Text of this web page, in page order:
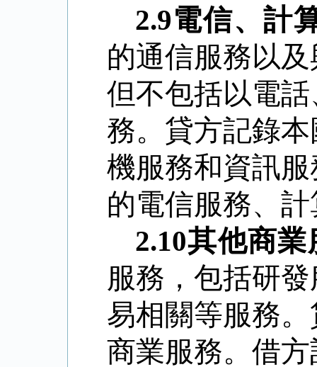
2.9電信、計
的通信服務以
但不包括以電
務。貸方記錄
機服務和資訊
的電信服務、
2.10其他商業
服務，包括研
易相關等服務
商業服務。借